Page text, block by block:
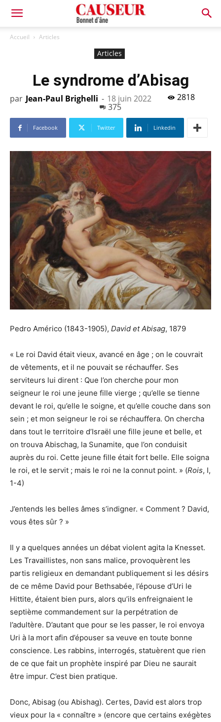
Bonnet
Accueil Articles
Articles
Le syndrome d’Abisag
par Jean-Paul Brighelli - 18 juin 2022
2818
375
Facebook Twitter Linkedin
Pedro Américo (1843-1905), David et Abisag, 1879
« Le roi David était vieux, avancé en âge ; on le couvrait
de vêtements, et il ne pouvait se réchauffer. Ses
serviteurs lui dirent : Que l’on cherche pour mon
seigneur le roi une jeune fille vierge ; qu’elle se tienne
devant le roi, qu’elle le soigne, et qu’elle couche dans son
sein ; et mon seigneur le roi se réchauffera. On chercha
dans tout le territoire d’Israël une fille jeune et belle, et
on trouva Abischag, la Sunamite, que l’on conduisit
auprès du roi. Cette jeune fille était fort belle. Elle soigna
le roi, et le servit ; mais le roi ne la connut point. » (Rois, I,
1-4)
J’entends les belles âmes s’indigner. « Comment ? David,
vous êtes sûr ? »
Il y a quelques années un débat violent agita la Knesset.
Les Travaillistes, non sans malice, provoquèrent les
partis religieux en demandant publiquement si les désirs
de ce même David pour Bethsabée, l’épouse d’Uri le
Hittite, étaient bien purs, alors qu’ils enfreignaient le
septième commandement sur la perpétration de
l’adultère. D’autant que pour se les passer, le roi envoya
Uri à la mort afin d’épouser sa veuve en toute bonne
conscience. Les rabbins, interrogés, statuèrent que rien
de ce que fait un prophète inspiré par Dieu ne saurait
être impur. C’est bien pratique.
Donc, Abisag (ou Abishag). Certes, David est alors trop
vieux pour la « connaître » (encore que certains exégètes